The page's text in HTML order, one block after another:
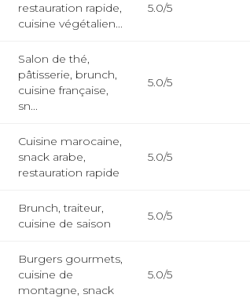
restauration rapide,
cuisine végétalien...
5.0/5
Salon de thé,
pâtisserie, brunch,
cuisine française,
sn...
5.0/5
Cuisine marocaine,
snack arabe,
restauration rapide
5.0/5
Brunch, traiteur,
cuisine de saison
5.0/5
Burgers gourmets,
cuisine de
montagne, snack
5.0/5